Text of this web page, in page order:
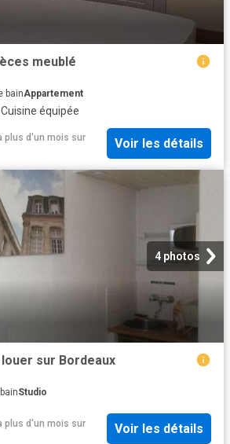
meublé
bainAppartement
Cuisine équipée
plus d'un mois sur
Voir les détails
4 photos
sur Bordeaux
Studio
plus d'un mois sur
Voir les détails